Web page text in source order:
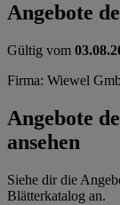
Angebote
Gültig vom
Firma: Wiewel
Angebote
ansehen
Siehe dir die
Blätterkatalog an.